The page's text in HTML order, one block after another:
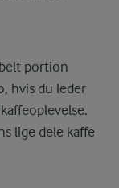
portion
hvis du leder
lige dele kaffe